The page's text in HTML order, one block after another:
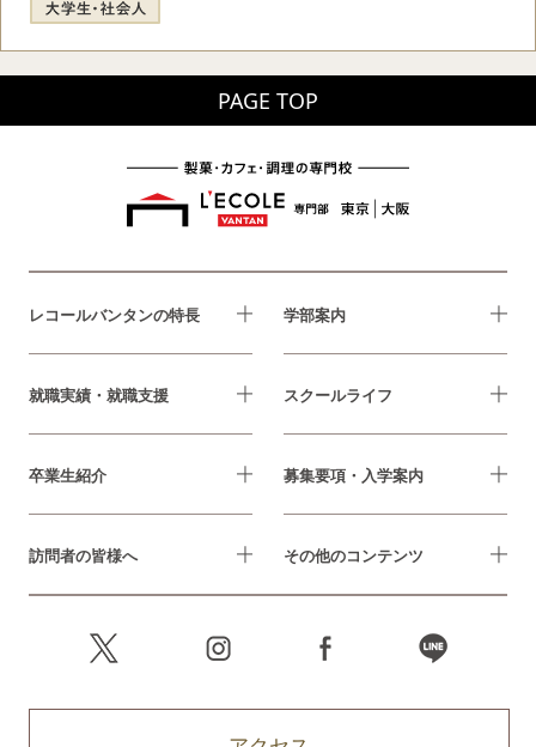
PAGE TOP
レコールバンタンの特長 学部案内
就職実績・就職支援 スクールライフ
卒業生紹介 募集要項・入学案内
訪問者の皆様へ その他のコンテンツ